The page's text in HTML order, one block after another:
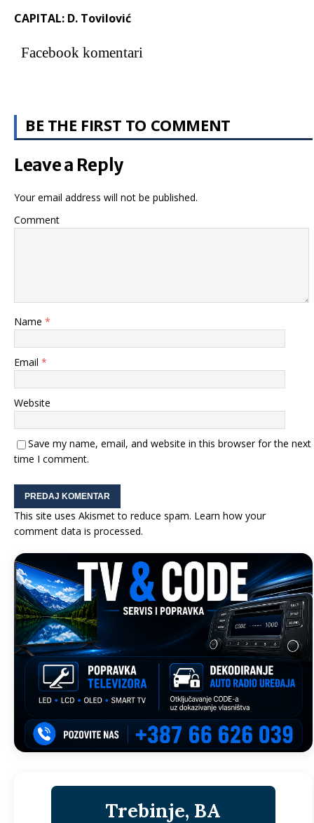
CAPITAL: D. Tovilović
Facebook komentari
BE THE FIRST TO COMMENT
Leave a Reply
Your email address will not be published.
Comment
Name *
Email *
Website
Save my name, email, and website in this browser for the next
time I comment.
This site uses Akismet to reduce spam. Learn how your
comment data is processed.
Trebinje, BA